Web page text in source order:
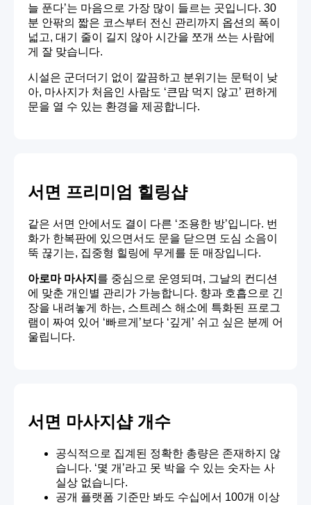
늘 푼다’는 마음으로 가장 많이 들르는 곳입니다. 30
분 안팎의 짧은 코스부터 전신 관리까지 옵션의 폭이
넓고, 대기 줄이 길지 않아 시간을 쪼개 쓰는 사람에
게 잘 맞습니다.
시설은 군더더기 없이 깔끔하고 분위기는 문턱이 낮
아, 마사지가 처음인 사람도 ‘큰맘 먹지 않고’ 편하게
문을 열 수 있는 환경을 제공합니다.
서면 프리미엄 힐링샵
같은 서면 안에서도 결이 다른 ‘조용한 방’입니다. 번
화가 한복판에 있으면서도 문을 닫으면 도심 소음이
뚝 끊기는, 집중형 힐링에 무게를 둔 매장입니다.
아로마 마사지 를 중심으로 운영되며, 그날의 컨디션
에 맞춘 개인별 관리가 가능합니다. 향과 호흡으로 긴
장을 내려놓게 하는, 스트레스 해소에 특화된 프로그
램이 짜여 있어 ‘빠르게’보다 ‘깊게’ 쉬고 싶은 분께 어
울립니다.
서면 마사지샵 개수
공식적으로 집계된 정확한 총량은 존재하지 않
습니다. ‘몇 개’라고 못 박을 수 있는 숫자는 사
실상 없습니다.
공개 플랫폼 기준만 봐도 수십에서 100개 이상